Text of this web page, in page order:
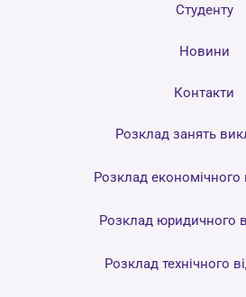
Студенту
Новини
Контакти
Розклад занять
Розклад економічного
Розклад юридичного
Розклад технічного